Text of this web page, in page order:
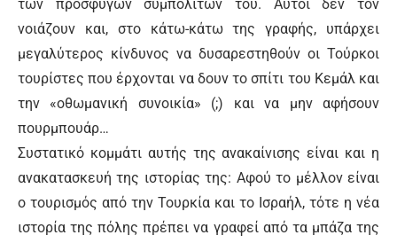
των προσφύγων συμπολιτών του. Αυτοί δεν τον
νοιάζουν και, στο κάτω-κάτω της γραφής, υπάρχει
μεγαλύτερος κίνδυνος να δυσαρεστηθούν οι Τούρκοι
τουρίστες που έρχονται να δουν το σπίτι του Κεμάλ και
την «οθωμανική συνοικία» (;) και να μην αφήσουν
πουρμπουάρ…
Συστατικό κομμάτι αυτής της ανακαίνισης είναι και η
ανακατασκευή της ιστορίας της: Αφού το μέλλον είναι
ο τουρισμός από την Τουρκία και το Ισραήλ, τότε η νέα
ιστορία της πόλης πρέπει να γραφεί από τα μπάζα της